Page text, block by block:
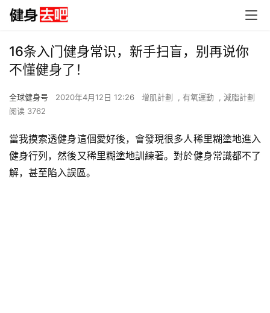
16条入门健身常识，新手扫盲，别再说你
不懂健身了！
全球健身号 2020年4月12日 12:26 增肌計劃 , 有氧運動 , 減脂計劃
阅读 3762
當我摸索透健身這個愛好後，會發現很多人稀里糊塗地進入
健身行列，然後又稀里糊塗地訓練著。對於健身常識都不了
解，甚至陷入誤區。